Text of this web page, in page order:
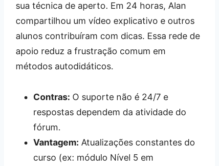
sua técnica de aperto. Em 24 horas, Alan
compartilhou um vídeo explicativo e outros
alunos contribuíram com dicas. Essa rede de
apoio reduz a frustração comum em
métodos autodidáticos.
Contras: O suporte não é 24/7 e
respostas dependem da atividade do
fórum.
Vantagem: Atualizações constantes do
curso (ex: módulo Nível 5 em